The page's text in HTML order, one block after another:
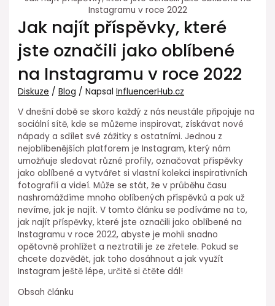
Instagramu v roce 2022
Jak najít příspěvky, které
jste označili jako oblíbené
na Instagramu v roce 2022
Diskuze /Blog / NapsalInfluencerHub.cz
V dnešní době se skoro každý z nás neustále připojuje na
sociální sítě, kde se můžeme inspirovat, získávat nové
nápady a sdílet své zážitky s ostatními. Jednou z
nejoblíbenějších platforem je Instagram, který nám
umožňuje sledovat různé profily, označovat příspěvky
jako oblíbené a vytvářet si vlastní kolekci inspirativních
fotografií a videí. Může se stát, že v průběhu času
nashromáždíme mnoho oblíbených příspěvků a pak už
nevíme, jak je najít. V tomto článku se podíváme na to,
jak najít příspěvky, které jste označili jako oblíbené na
Instagramu v roce 2022, abyste je mohli snadno
opětovně prohlížet a neztratili je ze zřetele. Pokud se
chcete dozvědět, jak toho dosáhnout a jak využít
Instagram ještě lépe, určitě si čtěte dál!
Obsah článku